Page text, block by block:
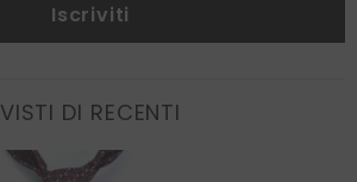
Iscriviti
VISTI DI RECENTI